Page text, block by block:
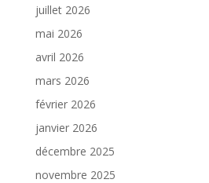
juillet 2026
mai 2026
avril 2026
mars 2026
février 2026
janvier 2026
décembre 2025
novembre 2025